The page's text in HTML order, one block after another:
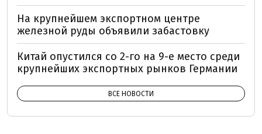
На крупнейшем экспортном центре
железной руды объявили забастовку
Китай опустился со 2-го на 9-е место среди
крупнейших экспортных рынков Германии
ВСЕ НОВОСТИ